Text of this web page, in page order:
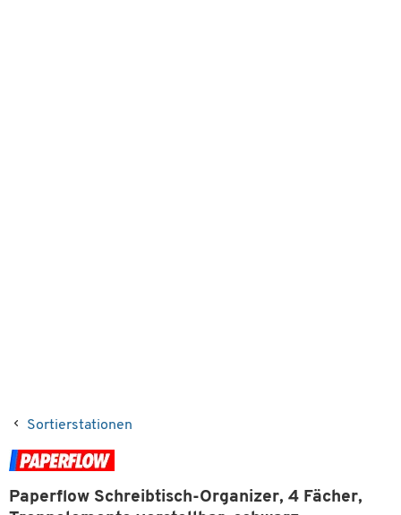
Sortierstationen
Paperflow Schreibtisch-Organizer, 4 Fächer,